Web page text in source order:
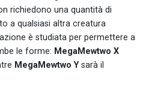
richiedono una quantità di
a qualsiasi altra creatura
è studiata per permettere a
le forme: MegaMewtwo X
MegaMewtwo Ysarà il